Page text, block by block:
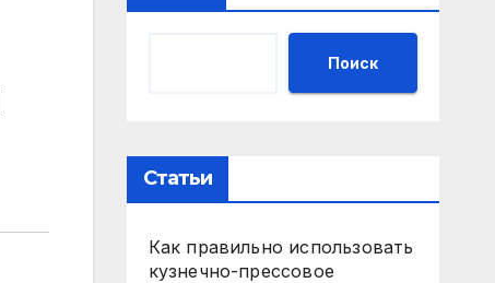
Поиск
Статьи
Как правильно использовать
кузнечно-прессовое